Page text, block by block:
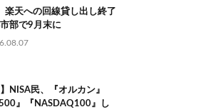
楽天への回線貸し出し終了
部で9月末に
】NISA民、『オルカン』
』『NASDAQ100』し